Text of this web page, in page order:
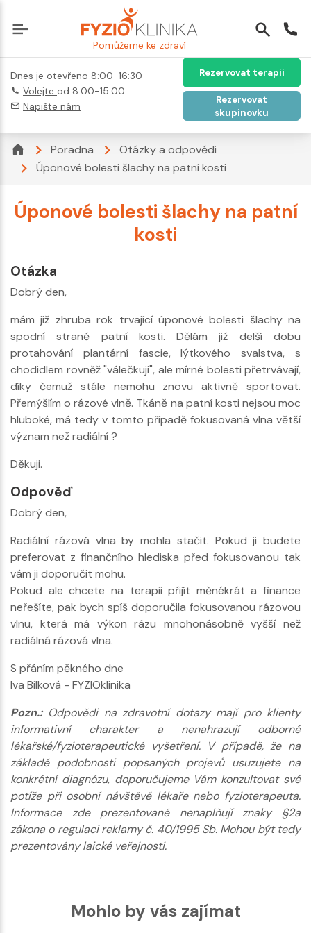
Pomůžeme ke zdraví
Dnes je otevřeno 8:00-16:30
Volejte od 8:00-15:00
Napište nám
Rezervovat terapii
Rezervovat
skupinovku
Poradna
Otázky a odpovědi
Úponové bolesti šlachy na patní kosti
Úponové bolesti šlachy na patní
kosti
Otázka
Dobrý den,
mám již zhruba rok trvající úponové bolesti šlachy na
spodní straně patní kosti. Dělám již delší dobu
protahování plantární fascie, lýtkového svalstva, s
chodidlem rovněž "válečkuji", ale mírné bolesti přetrvávají,
díky čemuž stále nemohu znovu aktivně sportovat.
Přemýšlím o rázové vlně. Tkáně na patní kosti nejsou moc
hluboké, má tedy v tomto případě fokusovaná vlna větší
význam než radiální ?
Děkuji.
Odpověď
Dobrý den,
Radiální rázová vlna by mohla stačit. Pokud ji budete
preferovat z finančního hlediska před fokusovanou tak
vám ji doporučit mohu.
Pokud ale chcete na terapii přijít měnékrát a finance
neřešíte, pak bych spíš doporučila fokusovanou rázovou
vlnu, která má výkon rázu mnohonásobně vyšší než
radiálná rázová vlna.
S přáním pěkného dne
Iva Bílková - FYZIOklinika
Pozn.:Odpovědi na zdravotní dotazy mají pro klienty
informativní charakter a nenahrazují odborné
lékařské/fyzioterapeutické vyšetření. V případě, že na
základě podobnosti popsaných projevů usuzujete na
konkrétní diagnózu, doporučujeme Vám konzultovat své
potíže při osobní návštěvě lékaře nebo fyzioterapeuta.
Informace zde prezentované nenaplňují znaky §2a
zákona o regulaci reklamy č. 40/1995 Sb. Mohou být tedy
prezentovány laické veřejnosti.
Mohlo by vás zajímat